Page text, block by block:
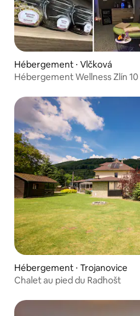
Hébergement ⋅ Vlčková
Hébergement Wellness Zlín
Hébergement ⋅ Trojanovice
Chalet au pied du Radhošt